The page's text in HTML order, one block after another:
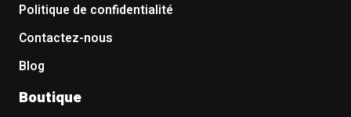
Politique de confidentialité
Contactez-nous
Blog
Boutique